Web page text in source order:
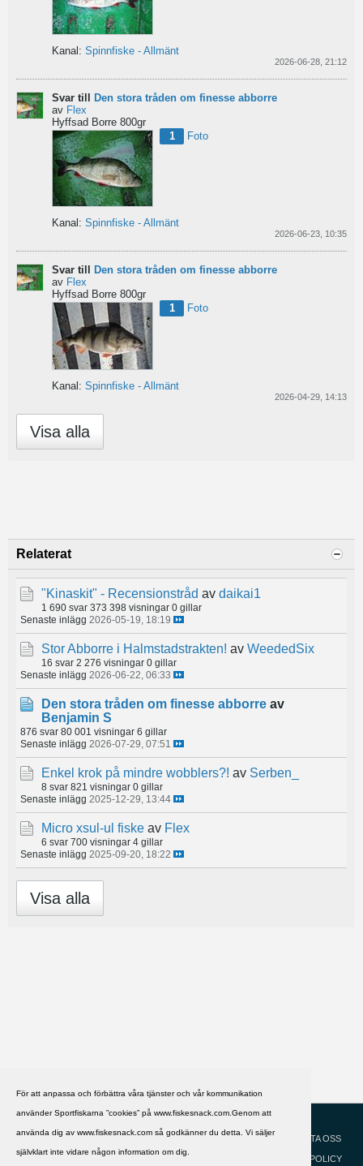
För att anpassa och förbättra våra tjänster och vår kommunikation
använder Sportfiskarna ”cookies” på www.fiskesnack.com.Genom att
använda dig av www.fiskesnack.com så godkänner du detta. Vi säljer
självklart inte vidare någon information om dig.
Kanal: Spinnfiske - Allmänt
2026-06-28, 21:12
Svar till
Den stora tråden om finesse abborre
av Flex
Hyffsad Borre 800gr
1
Foto
Kanal: Spinnfiske - Allmänt
2026-06-23, 10:35
Svar till Den stora tråden om finesse abborre
av Flex
Hyffsad Borre 800gr
1
Foto
Kanal: Spinnfiske - Allmänt
2026-04-29, 14:13
Visa alla
Relaterat
"Kinaskit" - Recensionstråd av daikai1
1 690 svar 373 398 visningar 0 gillar
Senaste inlägg 2026-05-19, 18:19
Stor Abborre i Halmstadstrakten! av WeededSix
16 svar 2 276 visningar 0 gillar
Senaste inlägg 2026-06-22, 06:33
Den stora tråden om finesse abborre av
Benjamin S
876 svar 80 001 visningar 6 gillar
Senaste inlägg 2026-07-29, 07:51
Enkel krok på mindre wobblers?! av Serben_
8 svar 821 visningar 0 gillar
Senaste inlägg 2025-12-29, 13:44
Micro xsul-ul fiske av Flex
6 svar 700 visningar 4 gillar
Senaste inlägg 2025-09-20, 18:22
Visa alla
HJÄLP
KONTAKTA OSS
COOKIEPOLICY